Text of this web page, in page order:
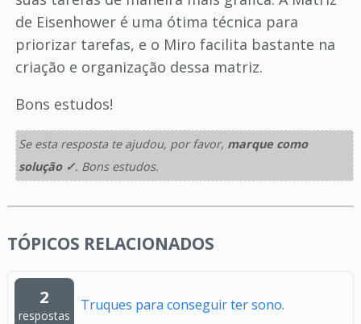
de Eisenhower é uma ótima técnica para
priorizar tarefas, e o Miro facilita bastante na
criação e organização dessa matriz.
Bons estudos!
Se esta resposta te ajudou, por favor, marque como
solução ✓. Bons estudos.
TÓPICOS RELACIONADOS
2
respostas
Truques para conseguir ter sono.